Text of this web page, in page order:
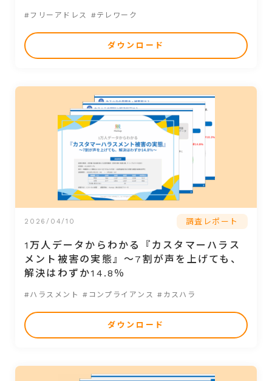
#フリーアドレス #テレワーク
ダウンロード
2026/04/10 調査レポート
1万人データからわかる『カスタマーハラス
メント被害の実態』～7割が声を上げても、
解決はわずか14.8％
#ハラスメント #コンプライアンス #カスハラ
ダウンロード